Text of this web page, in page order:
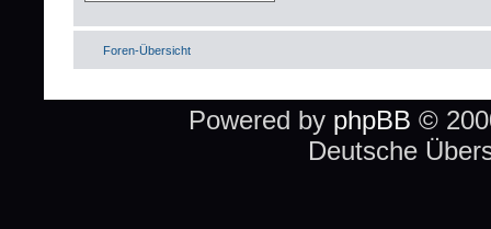
Foren-Übersicht
Powered by phpBB ©
Deutsche